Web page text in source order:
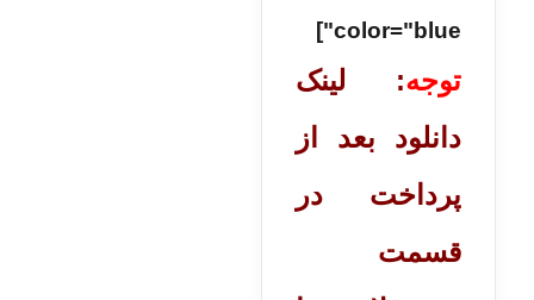
color="blue"]
توجه: لینک
دانلود بعد از
پرداخت در
قسمت